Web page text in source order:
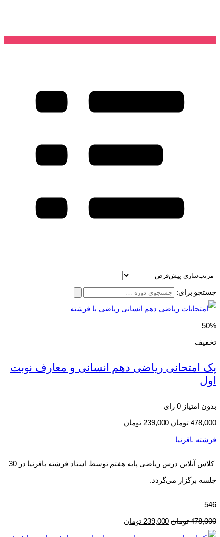
جستجو برای:
50%
تخفیف
پک امتحانی ریاضی دهم انسانی و معارف نوبت
اول
بدون امتیاز 0 رای
478,000 تومان 239,000 تومان
فرشته باقرنیا
کلاس آنلاین درس ریاضی پایه هفتم توسط استاد فرشته باقرنیا در 30
جلسه برگزار می‌گردد.
546
478,000 تومان 239,000 تومان